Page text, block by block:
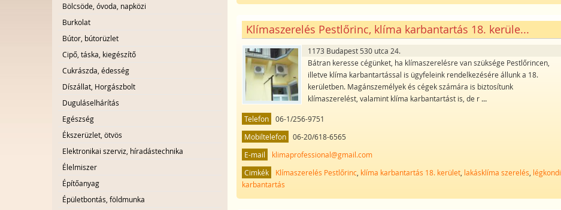
Bölcsöde, óvoda, napközi
Burkolat
Bútor, bútorüzlet
Cipő, táska, kiegészítő
Cukrászda, édesség
Díszállat, Horgászbolt
Duguláselhárítás
Egészség
Ékszerüzlet, ötvös
Elektronikai szerviz, híradástechnika
Élelmiszer
Építőanyag
Épületbontás, földmunka
Klímaszerelés Pestlőrinc, klíma karbantartás 18. kerüle...
1173 Budapest 530 utca 24.
Bátran keresse cégünket, ha klímaszerelésre van szüksége Pestlőrincen,
illetve klíma karbantartással is ügyfeleink rendelkezésére állunk a 18.
kerületben. Magánszemélyek és cégek számára is biztosítunk
klímaszerelést, valamint klíma karbantartást is, de r...
Telefon
06-1/256-9751
Mobiltelefon
06-20/618-6565
E-mail
klimaprofessional@gmail.com
Cimkék
Klímaszerelés Pestlőrinc klíma karbantartás 18. kerület lakásklíma szerelés légkondi
karbantartás